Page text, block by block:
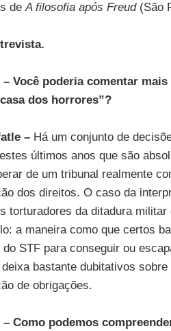
deA filosofia após Freud(São
– Você poderia comentar
dos horrores”?
–Há um conjunto de
últimos anos que são
de um tribunal realmente
dos direitos. O caso da
torturadores da ditadura
a maneira como que certos
STF para conseguir ou
bastante dubitativos
de obrigações.
–Como podemos